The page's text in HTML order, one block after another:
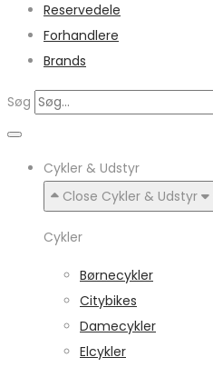
Reservedele
Forhandlere
Brands
Søg
Cykler & Udstyr
Close Cykler & Udstyr
Cykler
Børnecykler
Citybikes
Damecykler
Elcykler